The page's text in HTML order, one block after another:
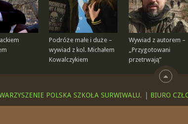
Podróże małe i duże –
wywiad z kol. Michałem
Kowalczykiem
Wywiad z autorem –
„Przygotowani
przetrwają”
POLSKA SZKOŁA SURWIWALU. BIURO